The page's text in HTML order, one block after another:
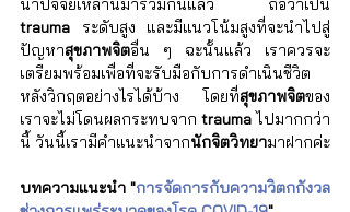
trauma ระดับสูง และมีแนวโน้มสูงที่จะนำไปสู่
ปัญหาสุขภาพจิตอื่น ๆ ฉะนั้นแล้ว เราควรจะ
เตรียมพร้อมเพื่อที่จะรับมือกับการดำเนินชีวิต
หลังวิกฤตอย่างไรได้บ้าง โดยที่สุขภาพจิตของ
เราจะไม่โดนผลกระทบจาก trauma ไปมากกว่า
นี้ วันนี้เรามีคำแนะนำจากนักจิตวิทยามาฝากค่ะ
บทความแนะนำ "การจัดการกับความวิตกกังวล